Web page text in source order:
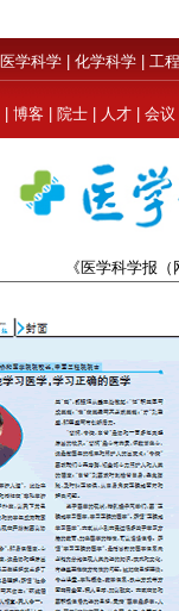
医学科学 化学科学 工
博客 院士 人才 会议
《医学科学